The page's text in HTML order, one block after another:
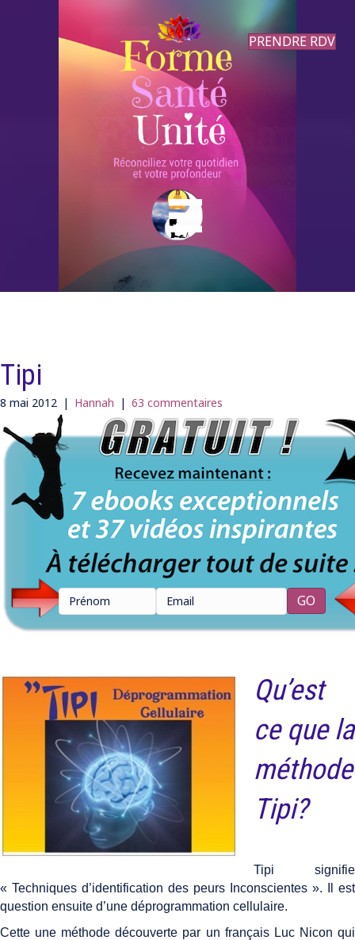
PRENDRE RDV
Tipi
8 mai 2012 | Hannah | 63 commentaires
Qu’est
ce que la
méthode
Tipi?
Tipi signifie
« Techniques d’identification des peurs Inconscientes ». Il est
question ensuite d’une déprogrammation cellulaire.
Cette une méthode découverte par un français Luc Nicon qui